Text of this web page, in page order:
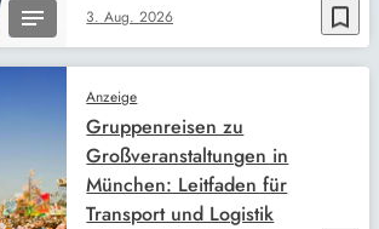
bookmark_border
3. Aug. 2026
Anzeige
Gruppenreisen zu
Großveranstaltungen in
München: Leitfaden für
Transport und Logistik